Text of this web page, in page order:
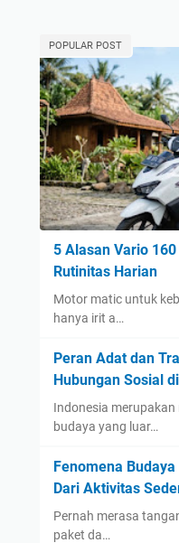
POPULAR POST
5 Alasan Vario
Rutinitas Harian
Motor matic untuk
hanya irit a…
Peran Adat dan
Hubungan Sosial
Indonesia
budaya yang luar…
Fenomena
Dari Aktivitas
Pernah merasa
paket da…